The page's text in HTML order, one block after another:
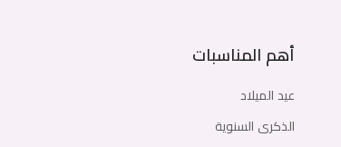
أهم المناسبات
عيد الميلاد
الذكرى السنوية